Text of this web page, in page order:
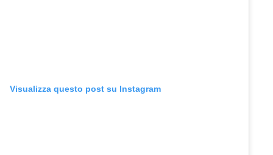
Visualizza questo post su Instagram